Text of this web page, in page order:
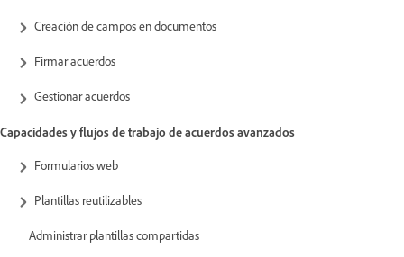
Creación de campos en documentos
Firmar acuerdos
Gestionar acuerdos
Capacidades y flujos de trabajo de acuerdos avanzados
Formularios web
Plantillas reutilizables
Administrar plantillas compartidas